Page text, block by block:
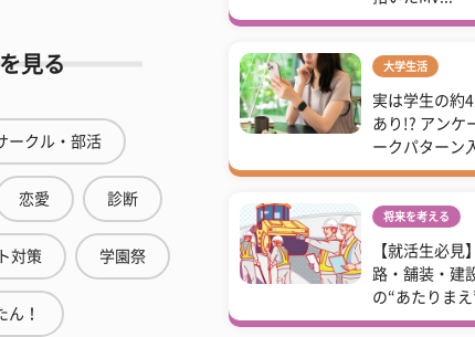
見る
ークル・部活
恋愛 診断
対策 学園祭
ん！
大学生活
実は学生の約
あり!? アンケ
ークパターン
将来を考える
【就活生必見
路・舗装・建
の“あたりまえ